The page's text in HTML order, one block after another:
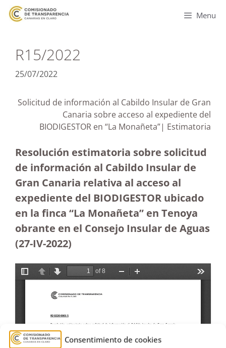
Consentimiento de cookies
Menu
R15/2022
25/07/2022
Solicitud de información al Cabildo Insular de Gran
Canaria sobre acceso al expediente del
BIODIGESTOR en “La Monañeta”| Estimatoria
Resolución estimatoria sobre solicitud
de información al Cabildo Insular de
Gran Canaria relativa al acceso al
expediente del BIODIGESTOR ubicado
en la finca “La Monañeta” en Tenoya
obrante en el Consejo Insular de Aguas
(27-IV-2022)